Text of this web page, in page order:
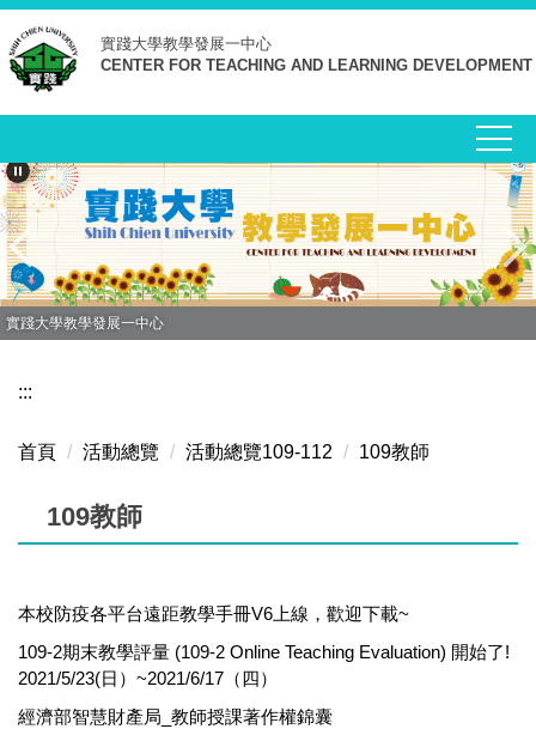
跳
到
主
要
容
區
實踐大學教學發展一中心
CENTER FOR TEACHING AND LEARNING DEVELOPMENT
實踐大學教學發展一中心
:::
首頁 活動總覽 活動總覽109-112 109教師
109教師
本校防疫各平台遠距教學手冊V6上線，歡迎下載~
109-2期末教學評量 (109-2 Online Teaching Evaluation) 開始了!
2021/5/23(日）~2021/6/17（四）
經濟部智慧財產局_教師授課著作權錦囊